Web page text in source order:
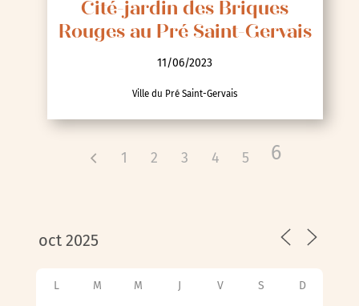
Cité-jardin des Briques
Rouges au Pré Saint-Gervais
11/06/2023
Ville du Pré Saint-Gervais
1 2 3 4 5 6
L M M J V S D